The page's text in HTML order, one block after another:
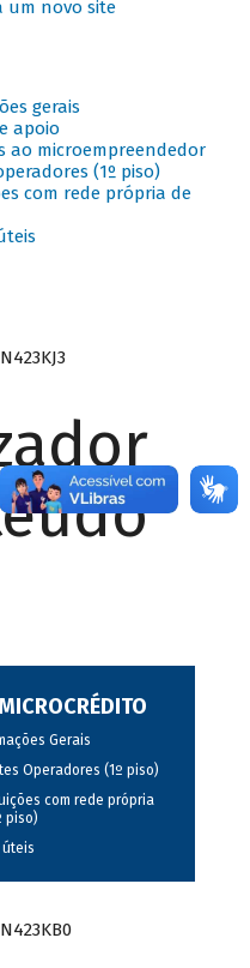
gerais
apoio
ao microempreendedor
(1º piso)
com rede própria de
Gerais
Operadores (1º piso)
com rede própria
piso)
úteis